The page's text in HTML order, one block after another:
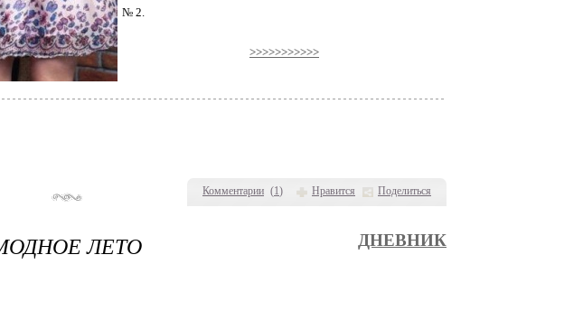
Комментарии (1) Нравится Поделиться
№ 2.
>>>>>>>>>>>
ЛЕТО ДНЕВНИК